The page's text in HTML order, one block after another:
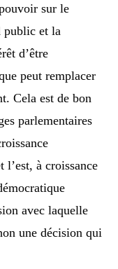
sur le
public et la
d’être
peut remplacer
Cela est de bon
parlementaires
à croissance
avec laquelle
une décision qui